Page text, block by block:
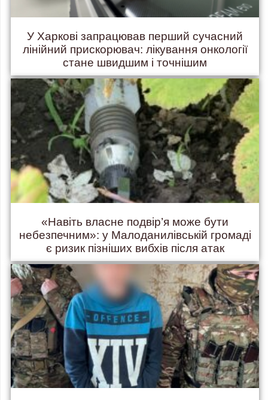
У Харкові запрацював перший сучасний
лінійний прискорювач: лікування онкології
стане швидшим і точнішим
«Навіть власне подвір’я може бути
небезпечним»: у Малоданилівській громаді
є ризик пізніших вибхів після атак